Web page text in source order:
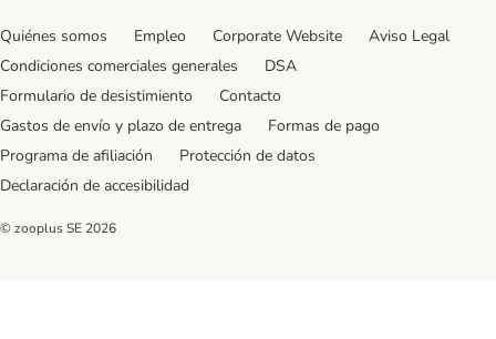
Quiénes somos Empleo Corporate Website
Aviso Legal
Condiciones comerciales generales
DSA
Formulario de desistimiento
Contacto
Gastos de envío y plazo de entrega
Formas de pago
Programa de afiliación
Protección de datos
Declaración de accesibilidad
© zooplus SE 2026